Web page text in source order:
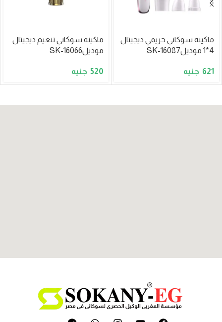
ماكينه سوكاني حريمي ديجيتال
4*1 موديلSK-16087
621
ماكينه سوكاني تنعيم ديجيتال
موديلSK-16066
520